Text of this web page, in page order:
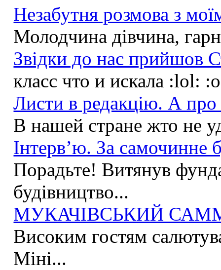
Незабутня розмова з
Молодчина дівчина,
Звідки до нас прийшов
класс что и искала :lol:
Листи в редакцію. А
В нашей стране жто не
Інтерв’ю. За самочинне
Порадьте! Витянув
будівництво...
МУКАЧІВСЬКИЙ
Високим гостям
Міні...